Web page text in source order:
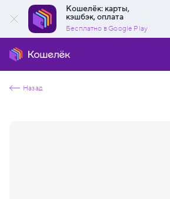
Кошелёк: карты,
кэшбэк, оплата
Бесплатно в Google Play
Назад